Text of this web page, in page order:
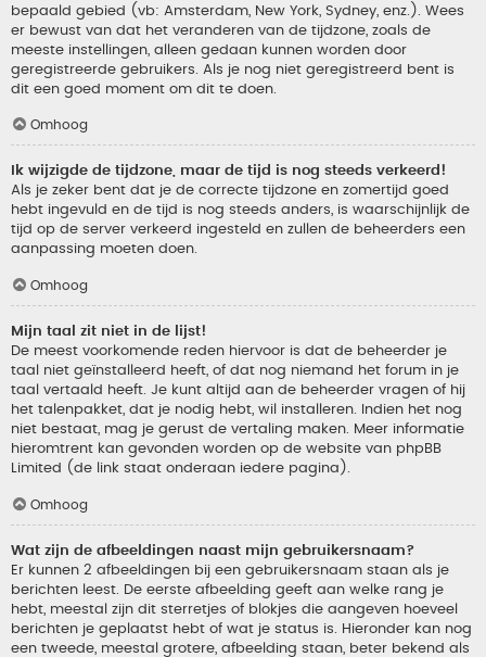
bepaald gebied (vb: Amsterdam, New York, Sydney, enz.). Wees
er bewust van dat het veranderen van de tijdzone, zoals de
meeste instellingen, alleen gedaan kunnen worden door
geregistreerde gebruikers. Als je nog niet geregistreerd bent is
dit een goed moment om dit te doen.
Omhoog
Ik wijzigde de tijdzone, maar de tijd is nog steeds verkeerd!
Als je zeker bent dat je de correcte tijdzone en zomertijd goed
hebt ingevuld en de tijd is nog steeds anders, is waarschijnlijk de
tijd op de server verkeerd ingesteld en zullen de beheerders een
aanpassing moeten doen.
Omhoog
Mijn taal zit niet in de lijst!
De meest voorkomende reden hiervoor is dat de beheerder je
taal niet geïnstalleerd heeft, of dat nog niemand het forum in je
taal vertaald heeft. Je kunt altijd aan de beheerder vragen of hij
het talenpakket, dat je nodig hebt, wil installeren. Indien het nog
niet bestaat, mag je gerust de vertaling maken. Meer informatie
hieromtrent kan gevonden worden op de website van phpBB
Limited (de link staat onderaan iedere pagina).
Omhoog
Wat zijn de afbeeldingen naast mijn gebruikersnaam?
Er kunnen 2 afbeeldingen bij een gebruikersnaam staan als je
berichten leest. De eerste afbeelding geeft aan welke rang je
hebt, meestal zijn dit sterretjes of blokjes die aangeven hoeveel
berichten je geplaatst hebt of wat je status is. Hieronder kan nog
een tweede, meestal grotere, afbeelding staan, beter bekend als